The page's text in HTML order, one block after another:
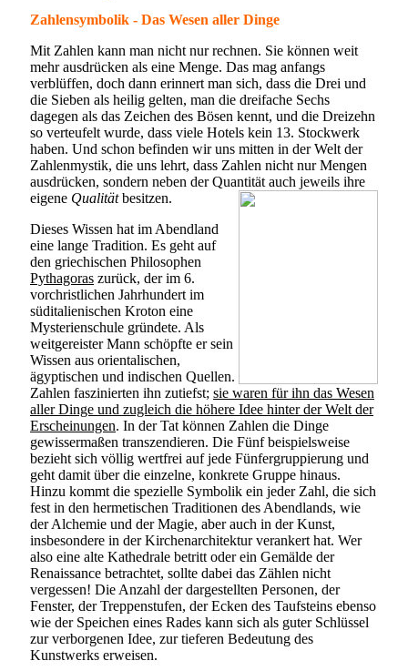
Zahlensymbolik - Das Wesen aller Dinge
Mit Zahlen kann man nicht nur rechnen. Sie können weit
mehr ausdrücken als eine Menge. Das mag anfangs
verblüffen, doch dann erinnert man sich, dass die Drei und
die Sieben als heilig gelten, man die dreifache Sechs
dagegen als das Zeichen des Bösen kennt, und die Dreizehn
so verteufelt wurde, dass viele Hotels kein 13. Stockwerk
haben. Und schon befinden wir uns mitten in der Welt der
Zahlenmystik, die uns lehrt, dass Zahlen nicht nur Mengen
ausdrücken, sondern neben der Quantität auch jeweils ihre
eigene Qualitätbesitzen.
Dieses Wissen hat im Abendland
eine lange Tradition. Es geht auf
den griechischen Philosophen
Pythagoras zurück, der im 6.
vorchristlichen Jahrhundert im
süditalienischen Kroton eine
Mysterienschule gründete. Als
weitgereister Mann schöpfte er sein
Wissen aus orientalischen,
ägyptischen und indischen Quellen.
Zahlen faszinierten ihn zutiefst; sie waren für ihn das Wesen
aller Dinge und zugleich die höhere Idee hinter der Welt der
Erscheinungen. In der Tat können Zahlen die Dinge
gewissermaßen transzendieren. Die Fünf beispielsweise
bezieht sich völlig wertfrei auf jede Fünfergruppierung und
geht damit über die einzelne, konkrete Gruppe hinaus.
Hinzu kommt die spezielle Symbolik ein jeder Zahl, die sich
fest in den hermetischen Traditionen des Abendlands, wie
der Alchemie und der Magie, aber auch in der Kunst,
insbesondere in der Kirchenarchitektur verankert hat. Wer
also eine alte Kathedrale betritt oder ein Gemälde der
Renaissance betrachtet, sollte dabei das Zählen nicht
vergessen! Die Anzahl der dargestellten Personen, der
Fenster, der Treppenstufen, der Ecken des Taufsteins ebenso
wie der Speichen eines Rades kann sich als guter Schlüssel
zur verborgenen Idee, zur tieferen Bedeutung des
Kunstwerks erweisen.